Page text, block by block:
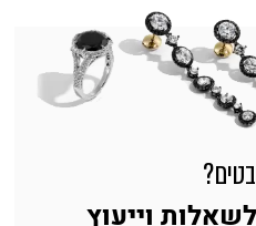
וייעוץ